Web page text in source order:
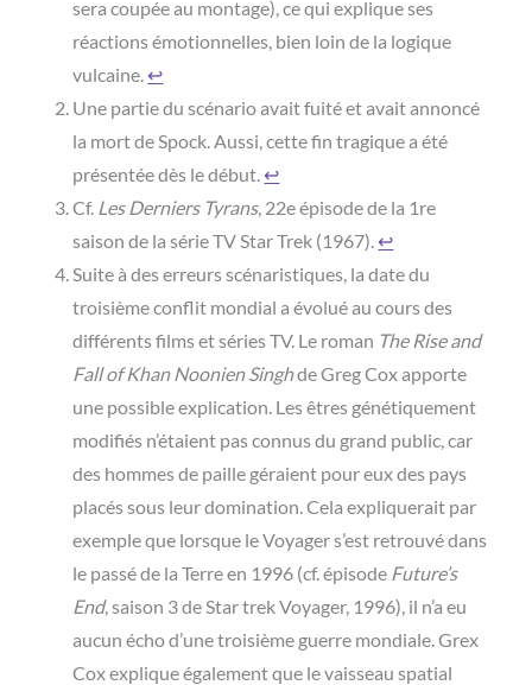
sera coupée au montage), ce qui explique ses
réactions émotionnelles, bien loin de la logique
vulcaine. ↩︎
Une partie du scénario avait fuité et avait annoncé
la mort de Spock. Aussi, cette fin tragique a été
présentée dès le début. ↩︎
Cf. Les Derniers Tyrans, 22e épisode de la 1re
saison de la série TV Star Trek (1967). ↩︎
Suite à des erreurs scénaristiques, la date du
troisième conflit mondial a évolué au cours des
différents films et séries TV. Le roman The Rise and
Fall of Khan Noonien Singhde Greg Cox apporte
une possible explication. Les êtres génétiquement
modifiés n’étaient pas connus du grand public, car
des hommes de paille géraient pour eux des pays
placés sous leur domination. Cela expliquerait par
exemple que lorsque le Voyager s’est retrouvé dans
le passé de la Terre en 1996 (cf. épisode Future’s
End, saison 3 de Star trek Voyager, 1996), il n’a eu
aucun écho d’une troisième guerre mondiale. Grex
Cox explique également que le vaisseau spatial